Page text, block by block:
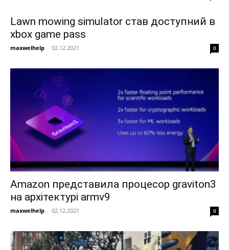
Lawn mowing simulator став доступний в
xbox game pass
maxwelhelp - 02.12.2021 0
Amazon представила процесор graviton3
на архітектурі armv9
maxwelhelp - 02.12.2021 0